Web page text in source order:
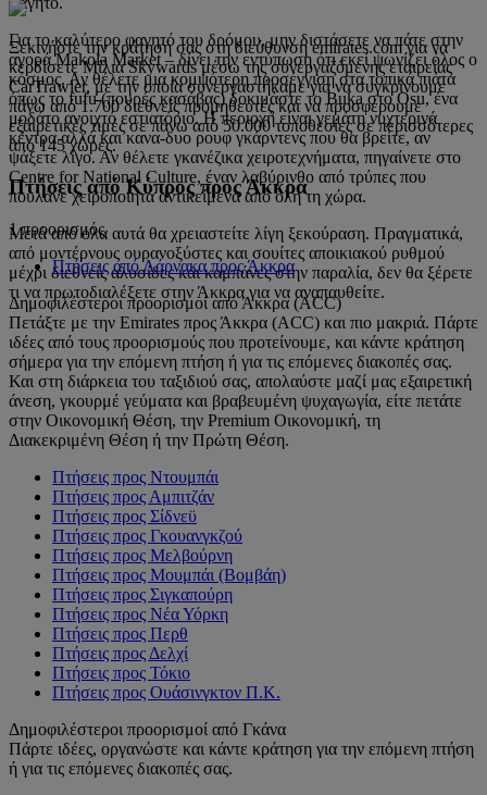
Για το καλύτερο φαγητό του δρόμου, μην διστάσετε να πάτε στην
αγορά Makola Market – δίνει την εντύπωση ότι εκεί ψωνίζει όλος ο
κόσμος. Αν θέλετε μια κομψότερη προσέγγιση στα τοπικά πιάτα
όπως το fufu (πουρές κασάβας) δοκιμάστε το Buka στο Osu, ένα
μοδάτο ανοιχτό εστιατόριο. Η περιοχή είναι γεμάτη νυχτερινά
κέντρα αλλά και κανα-δυο ρουφ γκάρντενς που θα βρείτε, αν
ψάξετε λίγο. Αν θέλετε γκανέζικα χειροτεχνήματα, πηγαίνετε στο
Centre for National Culture, έναν λαβύρινθο από τρύπες που
πουλάνε χειροποίητα αντικείμενα από όλη τη χώρα.
Μετά από όλα αυτά θα χρειαστείτε λίγη ξεκούραση. Πραγματικά,
από μοντέρνους ουρανοξύστες και σουίτες αποικιακού ρυθμού
μέχρι διεθνείς αλυσίδες και καμπάνες στην παραλία, δεν θα ξέρετε
τι να πρωτοδιαλέξετε στην Άκκρα για να αναπαυθείτε.
Ξεκινήστε την κράτησή σας στη διεύθυνση emirates.com για να
κερδίσετε Μίλια Skywards μέσω της συνεργαζόμενης εταιρείας
CarTrawler, με την οποία συνεργαστήκαμε για να συγκρίνουμε
πάνω από 1.700 διεθνείς προμηθευτές και να προσφέρουμε
εξαιρετικές τιμές σε πάνω από 50.000 τοποθεσίες σε περισσότερες
από 145 χώρες.
Πτήσεις από Κύπρος προς Άκκρα
1 προορισμός
Πτήσεις από Λάρνακα προς Άκκρα
Δημοφιλέστεροι προορισμοί από Άκκρα (ACC)
Πετάξτε με την Emirates προς Άκκρα (ACC) και πιο μακριά. Πάρτε
ιδέες από τους προορισμούς που προτείνουμε, και κάντε κράτηση
σήμερα για την επόμενη πτήση ή για τις επόμενες διακοπές σας.
Και στη διάρκεια του ταξιδιού σας, απολαύστε μαζί μας εξαιρετική
άνεση, γκουρμέ γεύματα και βραβευμένη ψυχαγωγία, είτε πετάτε
στην Οικονομική Θέση, την Premium Οικονομική, τη
Διακεκριμένη Θέση ή την Πρώτη Θέση.
Πτήσεις προς Ντουμπάι
Πτήσεις προς Αμπιτζάν
Πτήσεις προς Σίδνεϋ
Πτήσεις προς Γκουανγκζού
Πτήσεις προς Μελβούρνη
Πτήσεις προς Μουμπάι (Βομβάη)
Πτήσεις προς Σιγκαπούρη
Πτήσεις προς Νέα Υόρκη
Πτήσεις προς Περθ
Πτήσεις προς Δελχί
Πτήσεις προς Τόκιο
Πτήσεις προς Ουάσινγκτον Π.Κ.
Δημοφιλέστεροι προορισμοί από Γκάνα
Πάρτε ιδέες, οργανώστε και κάντε κράτηση για την επόμενη πτήση
ή για τις επόμενες διακοπές σας.